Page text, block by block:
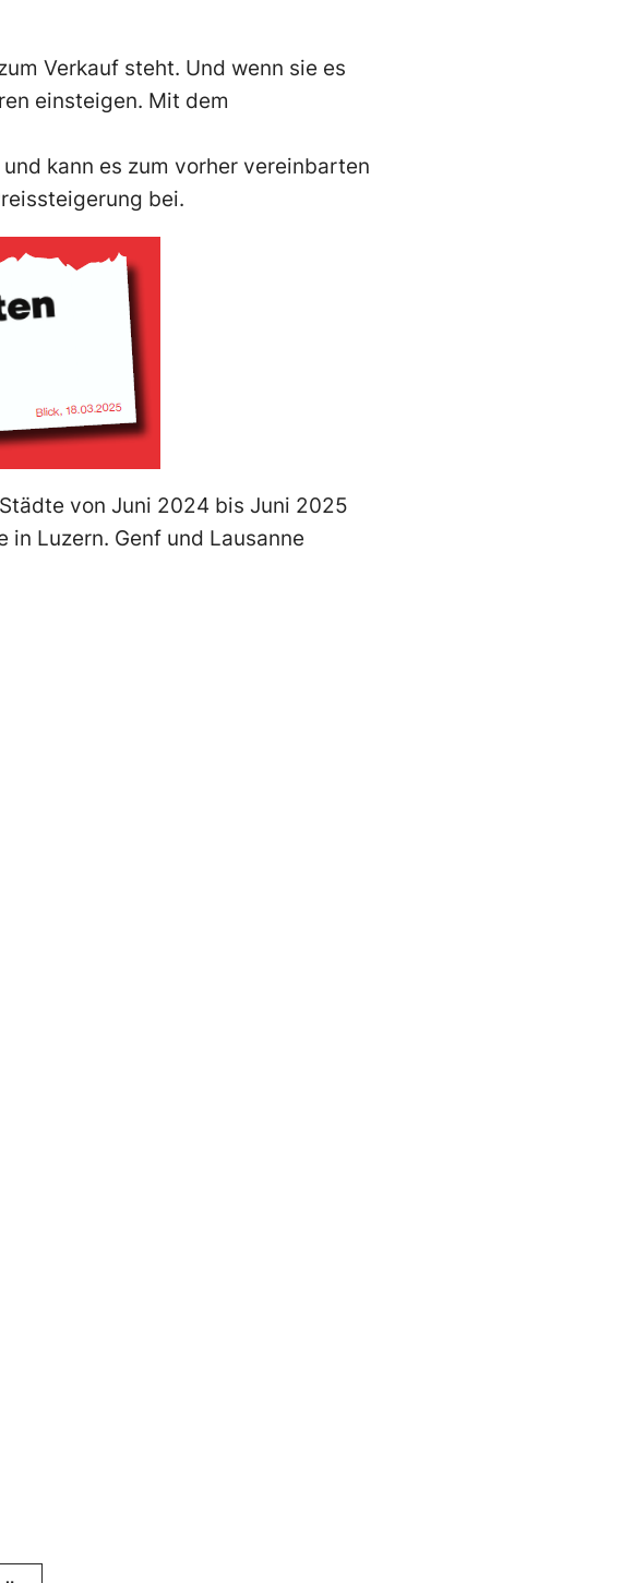
Verkauf steht. Und wenn sie es
einsteigen. Mit dem
kann es zum vorher vereinbarten
bei.
von Juni 2024 bis Juni 2025
Luzern. Genf und Lausanne